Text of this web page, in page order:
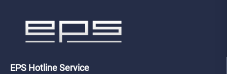
EPS Hotline Service